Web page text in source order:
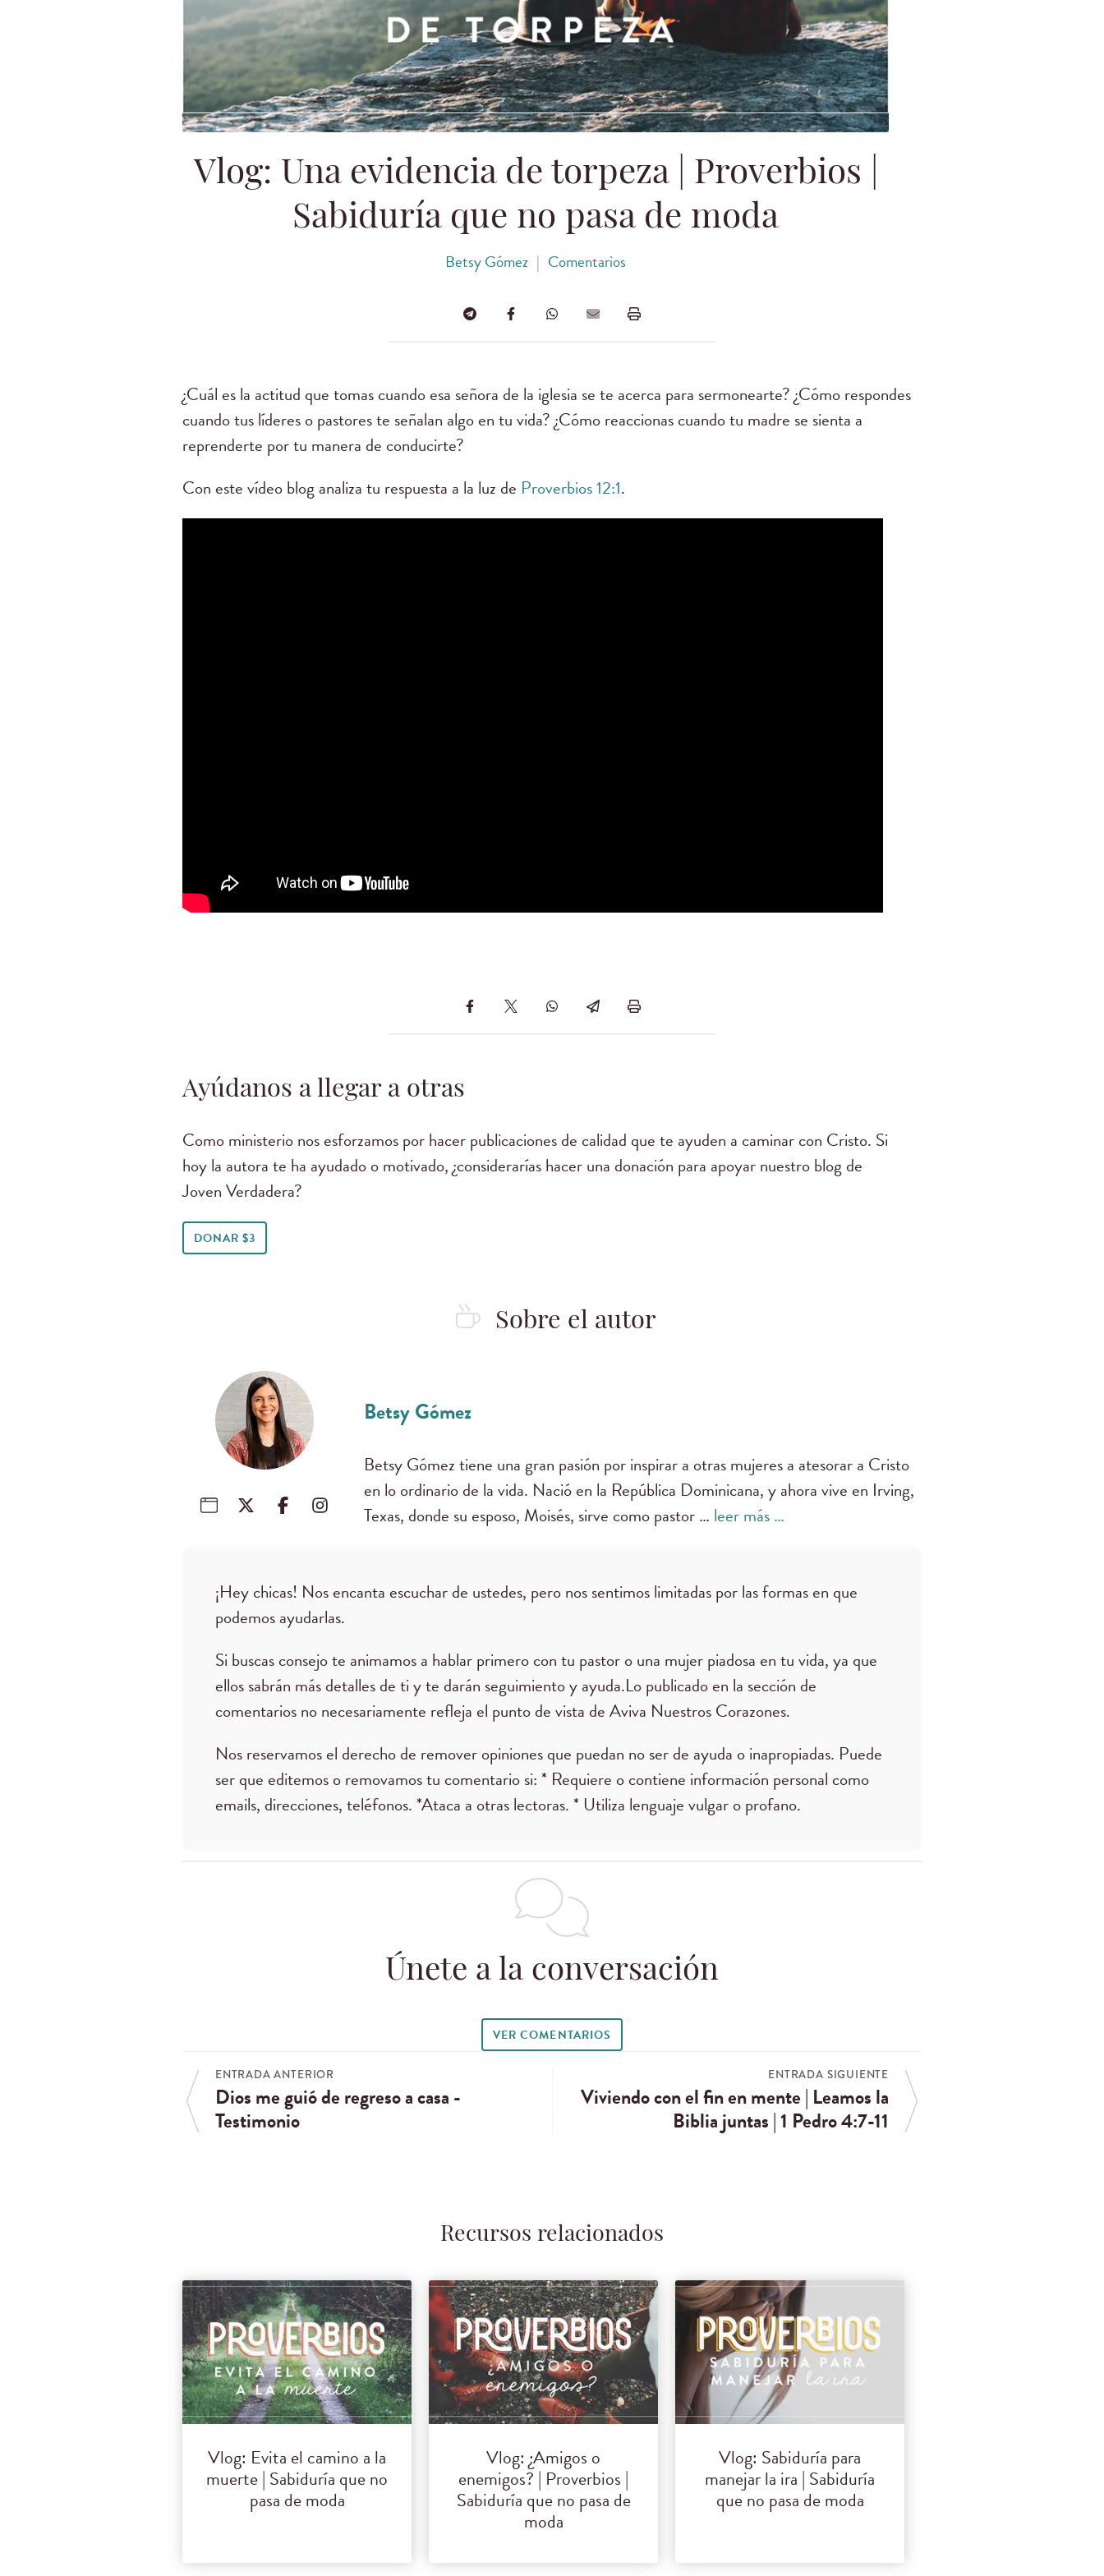
Vlog: Una evidencia de torpeza | Proverbios |
Sabiduría que no pasa de moda
Betsy Gómez | Comentarios
¿Cuál es la actitud que tomas cuando esa señora de la iglesia se te acerca para sermonearte? ¿Cómo respondes
cuando tus líderes o pastores te señalan algo en tu vida? ¿Cómo reaccionas cuando tu madre se sienta a
reprenderte por tu manera de conducirte?
Con este vídeo blog analiza tu respuesta a la luz de Proverbios 12:1.
Ayúdanos a llegar a otras
Como ministerio nos esforzamos por hacer publicaciones de calidad que te ayuden a caminar con Cristo. Si
hoy la autora te ha ayudado o motivado, ¿considerarías hacer una donación para apoyar nuestro blog de
Joven Verdadera?
DONAR $3
Sobre el autor
Betsy Gómez
Betsy Gómez tiene una gran pasión por inspirar a otras mujeres a atesorar a Cristo
en lo ordinario de la vida. Nació en la República Dominicana, y ahora vive en Irving,
Texas, donde su esposo, Moisés, sirve como pastor … leer más …
¡Hey chicas! Nos encanta escuchar de ustedes, pero nos sentimos limitadas por las formas en que
podemos ayudarlas.
Si buscas consejo te animamos a hablar primero con tu pastor o una mujer piadosa en tu vida, ya que
ellos sabrán más detalles de ti y te darán seguimiento y ayuda.Lo publicado en la sección de
comentarios no necesariamente refleja el punto de vista de Aviva Nuestros Corazones.
Nos reservamos el derecho de remover opiniones que puedan no ser de ayuda o inapropiadas. Puede
ser que editemos o removamos tu comentario si: * Requiere o contiene información personal como
emails, direcciones, teléfonos. *Ataca a otras lectoras. * Utiliza lenguaje vulgar o profano.
Únete a la conversación
VER COMENTARIOS
ENTRADA ANTERIOR
Dios me guió de regreso a casa -
Testimonio
ENTRADA SIGUIENTE
Viviendo con el fin en mente | Leamos la
Biblia juntas | 1 Pedro 4:7-11
Recursos relacionados
Vlog: Evita el camino a la
muerte | Sabiduría que no
pasa de moda
Vlog: ¿Amigos o
enemigos? | Proverbios |
Sabiduría que no pasa de
moda
Vlog: Sabiduría para
manejar la ira | Sabiduría
que no pasa de moda